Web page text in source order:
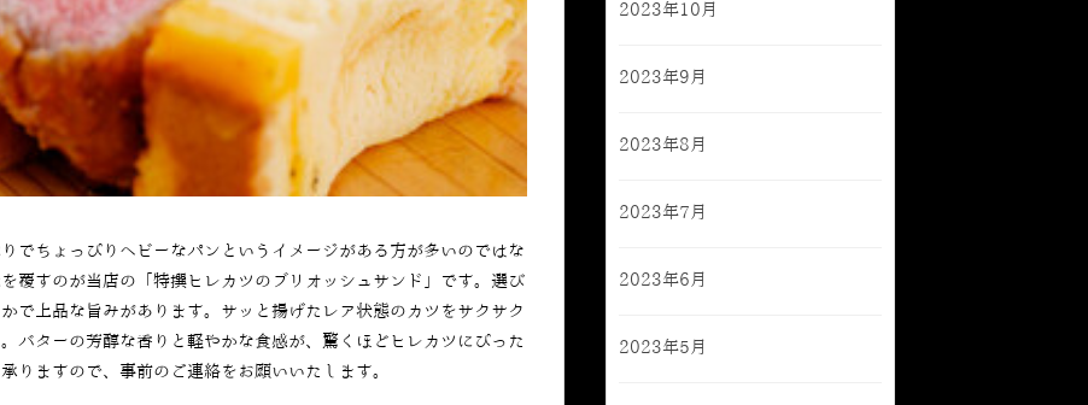
でちょっぴりヘビーなパンというイメージがある方が多いのではな
覆すのが当店の「特撰ヒレカツのブリオッシュサンド」です。選び
で上品な旨みがあります。サッと揚げたレア状態のカツをサクサク
バターの芳醇な香りと軽やかな食感が、驚くほどヒレカツにぴった
りますので、事前のご連絡をお願いいたします。
2023年10月
2023年9月
2023年8月
2023年7月
2023年6月
2023年5月